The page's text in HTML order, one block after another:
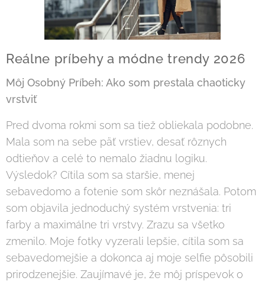
Reálne príbehy a módne trendy 2026
Môj Osobný Príbeh: Ako som prestala chaoticky
vrstviť
Pred dvoma rokmi som sa tiež obliekala podobne.
Mala som na sebe päť vrstiev, desať rôznych
odtieňov a celé to nemalo žiadnu logiku.
Výsledok? Cítila som sa staršie, menej
sebavedomo a fotenie som skôr neznášala. Potom
som objavila jednoduchý systém vrstvenia: tri
farby a maximálne tri vrstvy. Zrazu sa všetko
zmenilo. Moje fotky vyzerali lepšie, cítila som sa
sebavedomejšie a dokonca aj moje selfie pôsobili
prirodzenejšie. Zaujímavé je, že môj príspevok o